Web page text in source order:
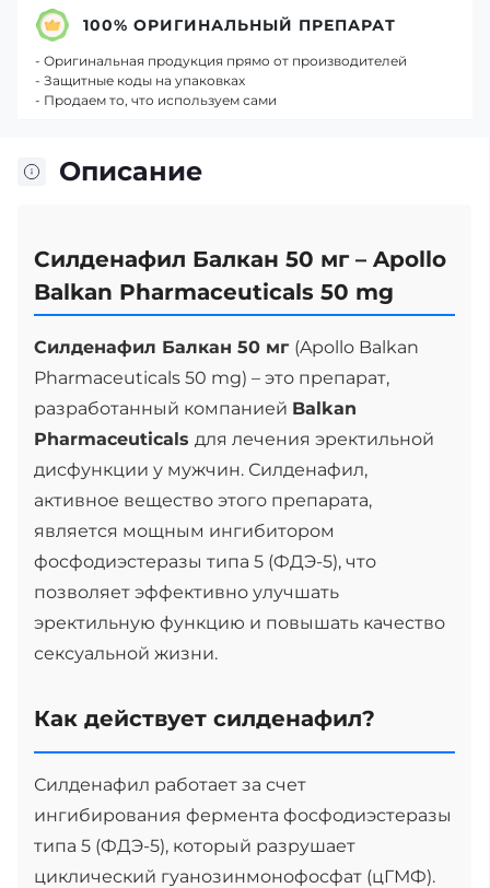
Описание
Силденафил Балкан 50 мг – Apollo
Balkan Pharmaceuticals 50 mg
Силденафил Балкан 50 мг (Apollo Balkan
Pharmaceuticals 50 mg) – это препарат,
разработанный компанией Balkan
Pharmaceuticals для лечения эректильной
дисфункции у мужчин. Силденафил,
активное вещество этого препарата,
является мощным ингибитором
фосфодиэстеразы типа 5 (ФДЭ-5), что
позволяет эффективно улучшать
эректильную функцию и повышать качество
сексуальной жизни.
Как действует силденафил?
Силденафил работает за счет
ингибирования фермента фосфодиэстеразы
типа 5 (ФДЭ-5), который разрушает
циклический гуанозинмонофосфат (цГМФ).
100% ОРИГИНАЛЬНЫЙ ПРЕПАРАТ
- Оригинальная продукция прямо от производителей
- Защитные коды на упаковках
- Продаем то, что используем сами